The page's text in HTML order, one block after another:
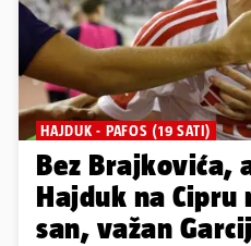
HAJDUK - PAFOS (19 SATI)
Bez Brajkovića,
Hajduk na
san, važan